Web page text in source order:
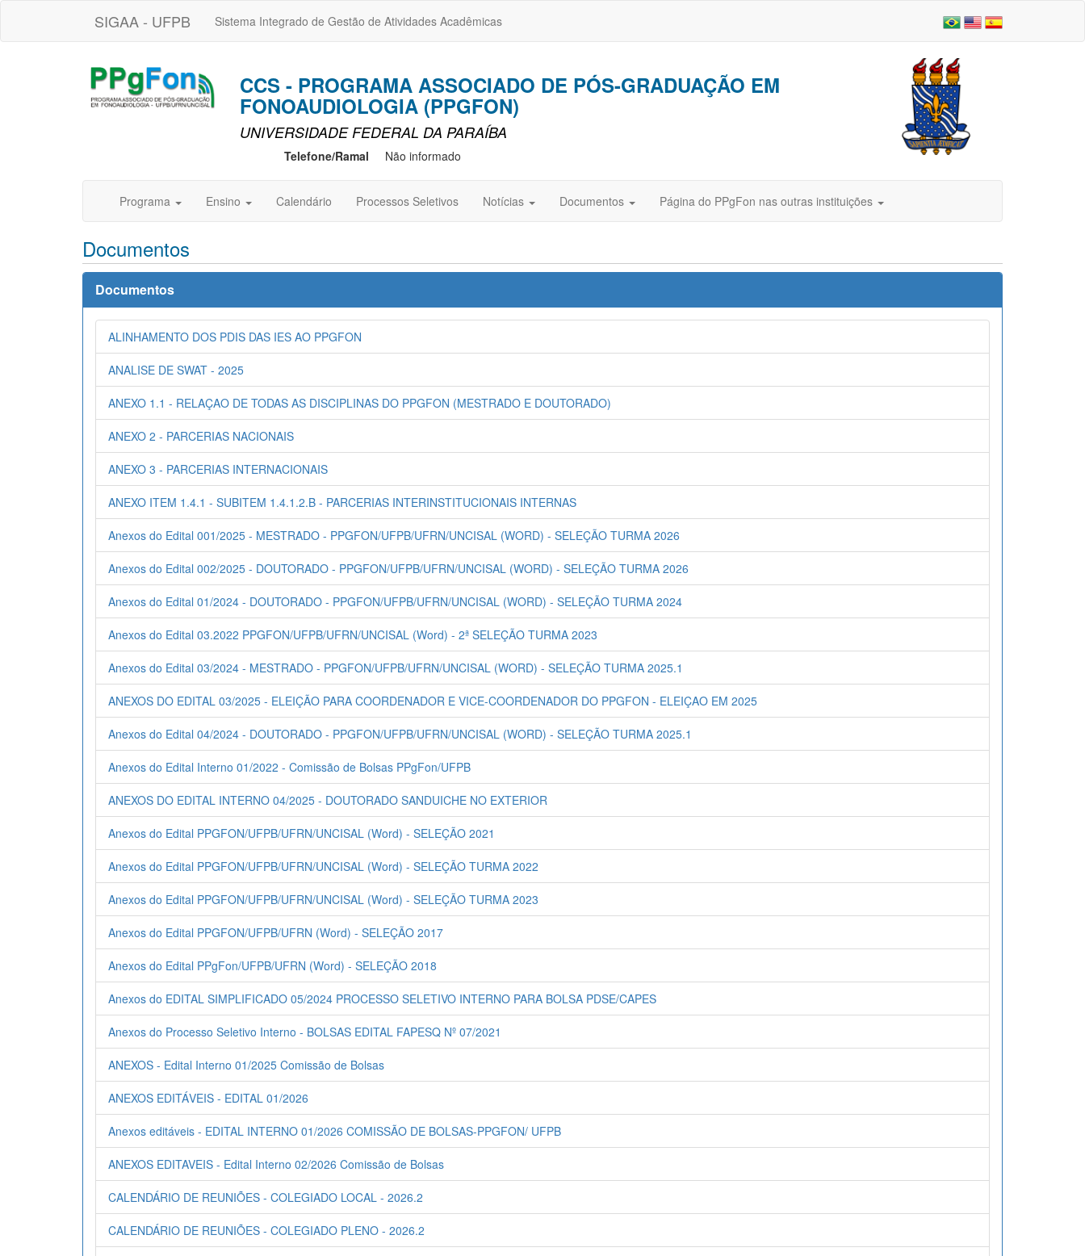
SIGAA - UFPB Sistema Integrado de Gestão de Atividades Acadêmicas
CCS - PROGRAMA ASSOCIADO DE PÓS-GRADUAÇÃO EM
FONOAUDIOLOGIA (PPGFON)
UNIVERSIDADE FEDERAL DA PARAÍBA
Telefone/Ramal Não informado
Programa Ensino Calendário Processos Seletivos Notícias Documentos Página do PPgFon nas outras instituições
Documentos
Documentos
ALINHAMENTO DOS PDIS DAS IES AO PPGFON
ANALISE DE SWAT - 2025
ANEXO 1.1 - RELAÇAO DE TODAS AS DISCIPLINAS DO PPGFON (MESTRADO E DOUTORADO)
ANEXO 2 - PARCERIAS NACIONAIS
ANEXO 3 - PARCERIAS INTERNACIONAIS
ANEXO ITEM 1.4.1 - SUBITEM 1.4.1.2.B - PARCERIAS INTERINSTITUCIONAIS INTERNAS
Anexos do Edital 001/2025 - MESTRADO - PPGFON/UFPB/UFRN/UNCISAL (WORD) - SELEÇÃO TURMA 2026
Anexos do Edital 002/2025 - DOUTORADO - PPGFON/UFPB/UFRN/UNCISAL (WORD) - SELEÇÃO TURMA 2026
Anexos do Edital 01/2024 - DOUTORADO - PPGFON/UFPB/UFRN/UNCISAL (WORD) - SELEÇÃO TURMA 2024
Anexos do Edital 03.2022 PPGFON/UFPB/UFRN/UNCISAL (Word) - 2ª SELEÇÃO TURMA 2023
Anexos do Edital 03/2024 - MESTRADO - PPGFON/UFPB/UFRN/UNCISAL (WORD) - SELEÇÃO TURMA 2025.1
ANEXOS DO EDITAL 03/2025 - ELEIÇÃO PARA COORDENADOR E VICE-COORDENADOR DO PPGFON - ELEIÇAO EM 2025
Anexos do Edital 04/2024 - DOUTORADO - PPGFON/UFPB/UFRN/UNCISAL (WORD) - SELEÇÃO TURMA 2025.1
Anexos do Edital Interno 01/2022 - Comissão de Bolsas PPgFon/UFPB
ANEXOS DO EDITAL INTERNO 04/2025 - DOUTORADO SANDUICHE NO EXTERIOR
Anexos do Edital PPGFON/UFPB/UFRN/UNCISAL (Word) - SELEÇÃO 2021
Anexos do Edital PPGFON/UFPB/UFRN/UNCISAL (Word) - SELEÇÃO TURMA 2022
Anexos do Edital PPGFON/UFPB/UFRN/UNCISAL (Word) - SELEÇÃO TURMA 2023
Anexos do Edital PPGFON/UFPB/UFRN (Word) - SELEÇÃO 2017
Anexos do Edital PPgFon/UFPB/UFRN (Word) - SELEÇÃO 2018
Anexos do EDITAL SIMPLIFICADO 05/2024 PROCESSO SELETIVO INTERNO PARA BOLSA PDSE/CAPES
Anexos do Processo Seletivo Interno - BOLSAS EDITAL FAPESQ Nº 07/2021
ANEXOS - Edital Interno 01/2025 Comissão de Bolsas
ANEXOS EDITÁVEIS - EDITAL 01/2026
Anexos editáveis - EDITAL INTERNO 01/2026 COMISSÃO DE BOLSAS-PPGFON/ UFPB
ANEXOS EDITAVEIS - Edital Interno 02/2026 Comissão de Bolsas
CALENDÁRIO DE REUNIÕES - COLEGIADO LOCAL - 2026.2
CALENDÁRIO DE REUNIÕES - COLEGIADO PLENO - 2026.2